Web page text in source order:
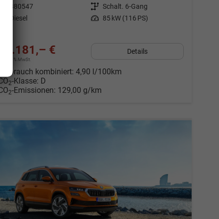
880547 Getriebe Schalt. 6-Gang
Diesel Leistung 85 kW (116 PS)
29.181,– €
incl. 19% MwSt.
Details
Verbrauch kombiniert: 4,90 l/100km
2-Klasse: D
2-Emissionen: 129,00 g/km